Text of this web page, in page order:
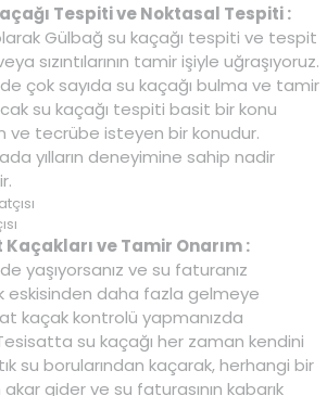
Tespiti ve Noktasal Tespiti :
Gülbağ su kaçağı tespiti ve tespit
sızıntılarının tamir işiyle uğraşıyoruz.
çok sayıda su kaçağı bulma ve tamir
su kaçağı tespiti basit bir konu
ve tecrübe isteyen bir konudur.
yılların deneyimine sahip nadir
ve Tamir Onarım :
yaşıyorsanız ve su faturanız
eskisinden daha fazla gelmeye
kaçak kontrolü yapmanızda
su kaçağı her zaman kendini
su borularından kaçarak, herhangi bir
gider ve su faturasının kabarık